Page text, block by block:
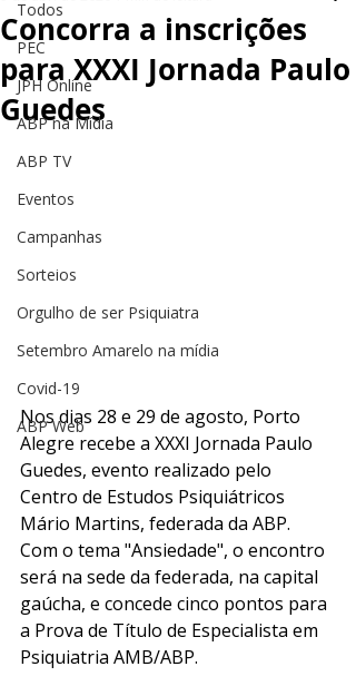
Todos
PEC
JPH Online
ABP na Mídia
ABP TV
Eventos
Campanhas
Sorteios
Orgulho de ser Psiquiatra
Setembro Amarelo na mídia
Covid-19
ABP Web
Concorra a inscrições
para XXXI Jornada Paulo
Guedes
Nos dias 28 e 29 de agosto, Porto
Alegre recebe a XXXI Jornada Paulo
Guedes, evento realizado pelo
Centro de Estudos Psiquiátricos
Mário Martins, federada da ABP.
Com o tema "Ansiedade", o encontro
será na sede da federada, na capital
gaúcha, e concede cinco pontos para
a Prova de Título de Especialista em
Psiquiatria AMB/ABP.